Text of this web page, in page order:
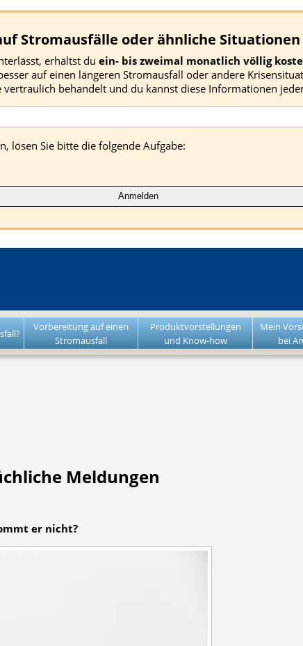
Stromausfälle oder ähnliche
erhältst du ein- bis zweimal monatlich völlig
auf einen längeren Stromausfall oder andere
behandelt und du kannst diese Informationen
lösen Sie bitte die folgende Aufgabe:
Vorbereitung auf einen
Stromausfall
Produktvorstellungen
und Know-how
Mein
bei
Meldungen
er nicht?